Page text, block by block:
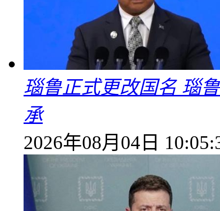
瑙鲁正式更改国名 瑙
承
2026年08月04日